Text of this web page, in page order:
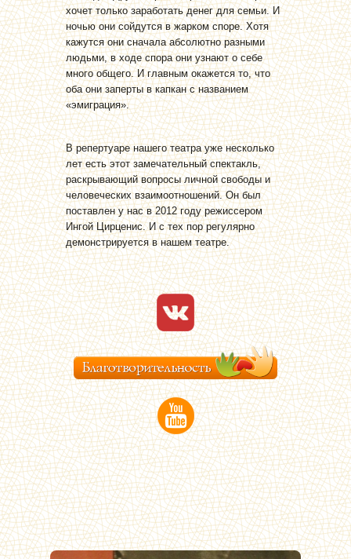
хочет только заработать денег для семьи. И
ночью они сойдутся в жарком споре. Хотя
кажутся они сначала абсолютно разными
людьми, в ходе спора они узнают о себе
много общего. И главным окажется то, что
оба они заперты в капкан с названием
«эмиграция».
В репертуаре нашего театра уже несколько
лет есть этот замечательный спектакль,
раскрывающий вопросы личной свободы и
человеческих взаимоотношений. Он был
поставлен у нас в 2012 году режиссером
Ингой Цирценис. И с тех пор регулярно
демонстрируется в нашем театре.